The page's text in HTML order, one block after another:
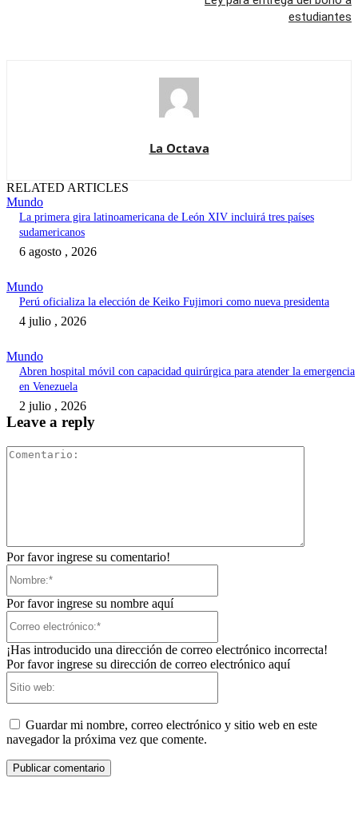
estudiantes
La Octava
RELATED ARTICLES
Mundo
La primera gira latinoamericana de León XIV incluirá tres países
sudamericanos
6 agosto , 2026
Mundo
Perú oficializa la elección de Keiko Fujimori como nueva presidenta
4 julio , 2026
Mundo
Abren hospital móvil con capacidad quirúrgica para atender la emergencia
en Venezuela
2 julio , 2026
Leave a reply
Por favor ingrese su comentario!
Por favor ingrese su nombre aquí
¡Has introducido una dirección de correo electrónico incorrecta!
Por favor ingrese su dirección de correo electrónico aquí
Guardar mi nombre, correo electrónico y sitio web en este
navegador la próxima vez que comente.